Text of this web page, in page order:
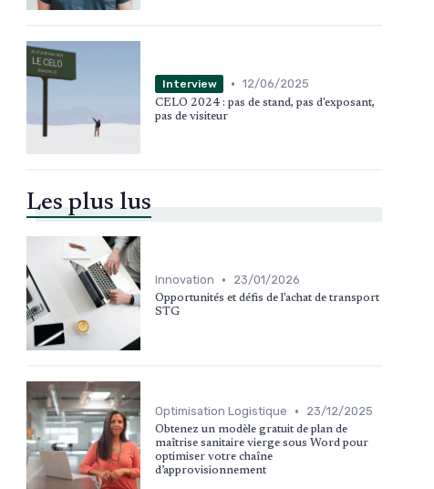
Interview • 12/06/2025
CELO 2024 : pas de stand, pas d'exposant,
pas de visiteur
Les plus lus
Innovation • 23/01/2026
Opportunités et défis de l'achat de transport
STG
Optimisation Logistique • 23/12/2025
Obtenez un modèle gratuit de plan de
maîtrise sanitaire vierge sous Word pour
optimiser votre chaîne
d’approvisionnement